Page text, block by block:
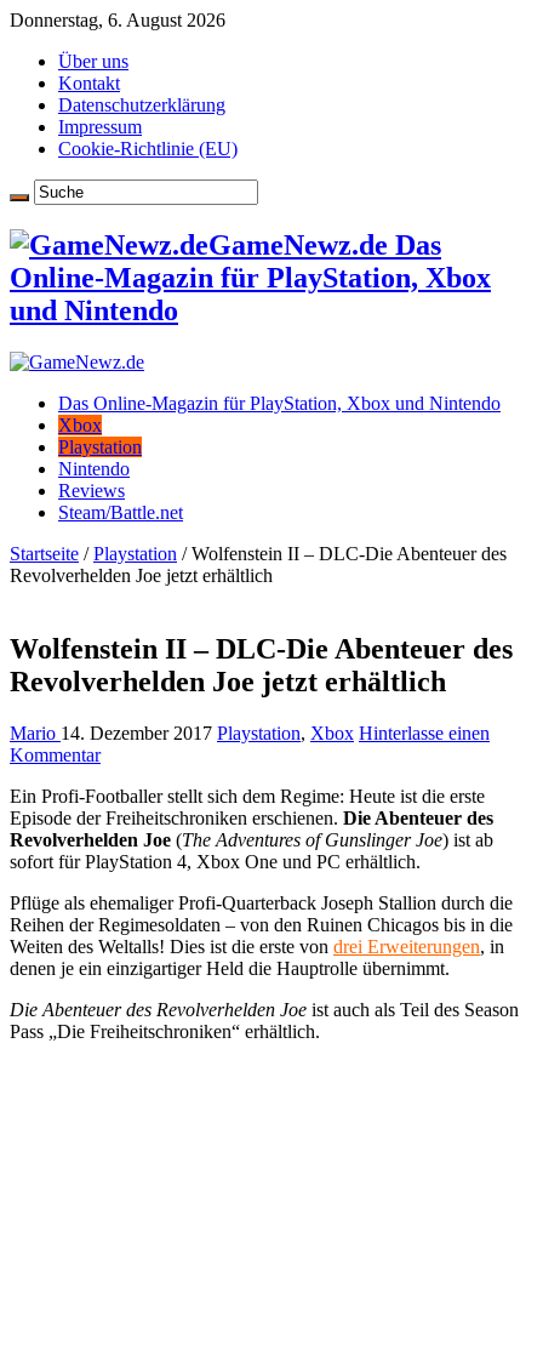
Donnerstag, 6. August 2026
Über uns
Kontakt
Datenschutzerklärung
Impressum
Cookie-Richtlinie (EU)
GameNewz.de Das
Online-Magazin für PlayStation, Xbox
und Nintendo
Das Online-Magazin für PlayStation, Xbox und Nintendo
Xbox
Playstation
Nintendo
Reviews
Steam/Battle.net
Startseite / Playstation / Wolfenstein II – DLC-Die Abenteuer des
Revolverhelden Joe jetzt erhältlich
Wolfenstein II – DLC-Die Abenteuer des
Revolverhelden Joe jetzt erhältlich
Mario 14. Dezember 2017 Playstation, Xbox Hinterlasse einen
Kommentar
Ein Profi-Footballer stellt sich dem Regime: Heute ist die erste
Episode der Freiheitschroniken erschienen. Die Abenteuer des
Revolverhelden Joe (The Adventures of Gunslinger Joe) ist ab
sofort für PlayStation 4, Xbox One und PC erhältlich.
Pflüge als ehemaliger Profi-Quarterback Joseph Stallion durch die
Reihen der Regimesoldaten – von den Ruinen Chicagos bis in die
Weiten des Weltalls! Dies ist die erste von drei Erweiterungen, in
denen je ein einzigartiger Held die Hauptrolle übernimmt.
Die Abenteuer des Revolverhelden Joe ist auch als Teil des Season
Pass „Die Freiheitschroniken“ erhältlich.